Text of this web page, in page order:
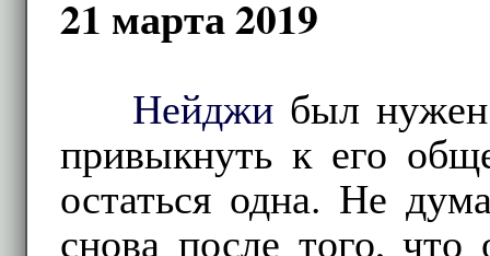
21 марта 2019
Нейджибыл нужен
привыкнуть к его
остаться одна. Не
снова после того, что